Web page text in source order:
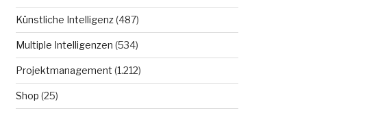
Künstliche Intelligenz(487)
Multiple Intelligenzen (534)
Projektmanagement (1.212)
Shop (25)